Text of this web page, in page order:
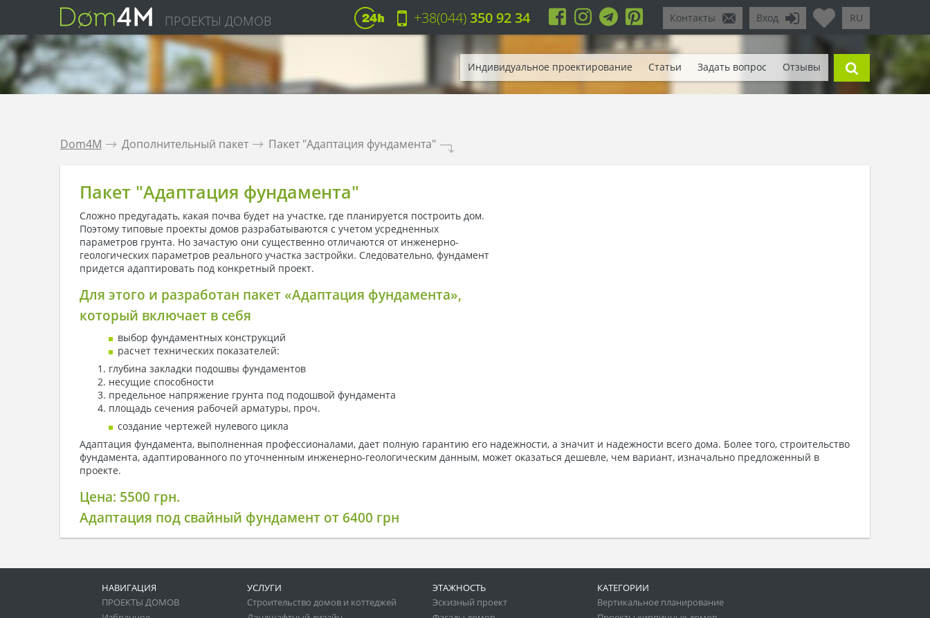
ПРОЕКТЫ ДОМОВ RU
Вход
Контакты
+38(044)350 92 34
Индивидуальное проектирование Статьи Задать вопрос Отзывы
Dom4M . Дополнительный пакет . Пакет "Адаптация фундамента" .
Пакет "Адаптация фундамента"
Сложно предугадать, какая почва будет на участке, где планируется построить дом.
Поэтому типовые проекты домов разрабатываются с учетом усредненных
параметров грунта. Но зачастую они существенно отличаются от инженерно-
геологических параметров реального участка застройки. Следовательно, фундамент
придется адаптировать под конкретный проект.
Для этого и разработан пакет «Адаптация фундамента»,
который включает в себя
выбор фундаментных конструкций
расчет технических показателей:
глубина закладки подошвы фундаментов
несущие способности
предельное напряжение грунта под подошвой фундамента
площадь сечения рабочей арматуры, проч.
создание чертежей нулевого цикла
Адаптация фундамента, выполненная профессионалами, дает полную гарантию его надежности, а значит и надежности всего дома. Более того, строительство
фундамента, адаптированного по уточненным инженерно-геологическим данным, может оказаться дешевле, чем вариант, изначально предложенный в
проекте.
Цена: 5500 грн.
Адаптация под свайный фундамент от 6400 грн
НАВИГАЦИЯ
ПРОЕКТЫ ДОМОВ
УСЛУГИ
Строительство домов и коттеджей
ЭТАЖНОСТЬ
Эскизный проект
КАТЕГОРИИ
Вертикальное планирование